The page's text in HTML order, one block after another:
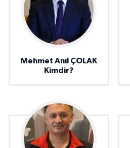
Mehmet Anıl ÇOLAK
Kimdir?